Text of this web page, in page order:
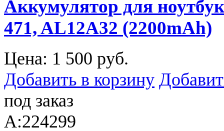
Аккумулятор для
471, AL12A32 (2200mAh)
Цена: 1 500 руб.
Добавить в корзину
под заказ
A:224299